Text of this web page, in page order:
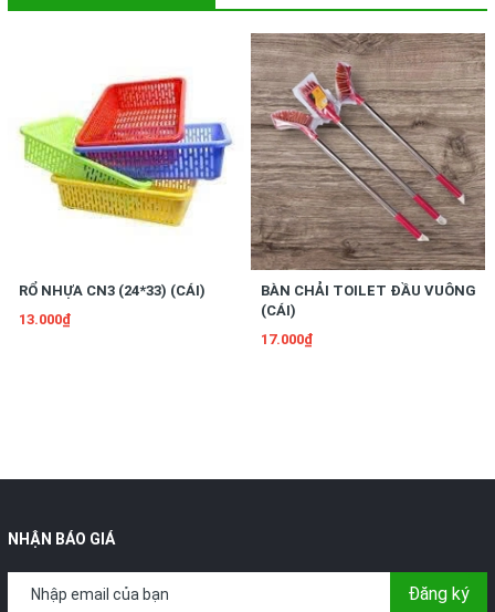
RỔ NHỰA CN3 (24*33) (CÁI)
13.000₫
BÀN CHẢI TOILET ĐẦU VUÔNG
(CÁI)
17.000₫
NHẬN BÁO GIÁ
Đăng ký